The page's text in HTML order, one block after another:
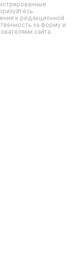
к редакционной
за форму и
сайта.